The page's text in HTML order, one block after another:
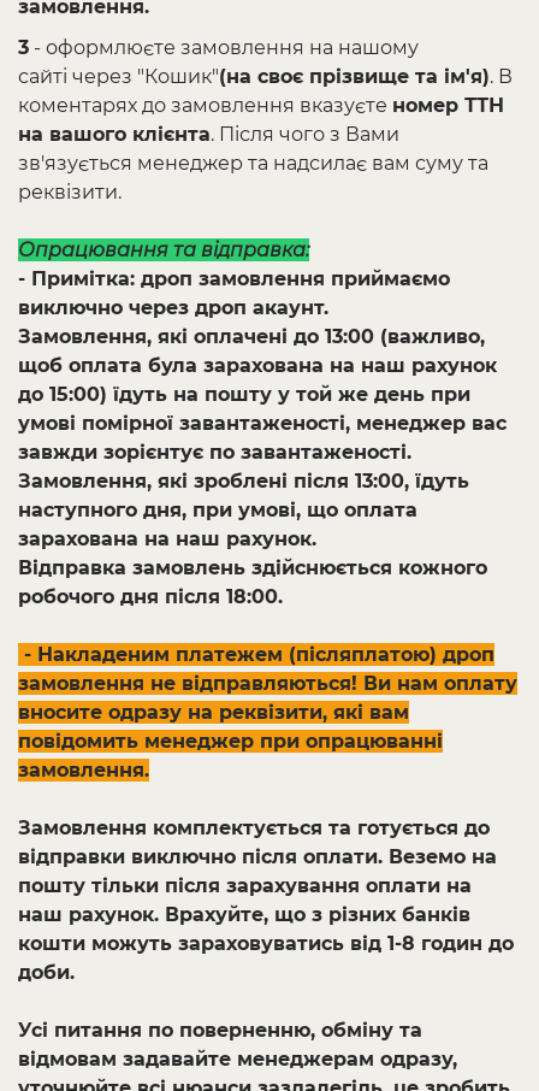
замовлення.
3 - оформлюєте замовлення на нашому
сайті через "Кошик"(на своє прізвище та ім'я). В
коментарях до замовлення вказуєте номер ТТН
на вашого клієнта. Після чого з Вами
зв'язується менеджер та надсилає вам суму та
реквізити.
Опрацювання та відправка:
- Примітка: дроп замовлення приймаємо
виключно через дроп акаунт.
Замовлення, які оплачені до 13:00 (важливо,
щоб оплата була зарахована на наш рахунок
до 15:00) їдуть на пошту у той же день при
умові помірної завантаженості, менеджер вас
завжди зорієнтує по завантаженості.
Замовлення, які зроблені після 13:00, їдуть
наступного дня, при умові, що оплата
зарахована на наш рахунок.
Відправка замовлень здійснюється кожного
робочого дня після 18:00.
- Накладеним платежем (післяплатою) дроп
замовлення не відправляються! Ви нам оплату
вносите одразу на реквізити, які вам
повідомить менеджер при опрацюванні
замовлення.
Замовлення комплектується та готується до
відправки виключно після оплати. Веземо на
пошту тільки після зарахування оплати на
наш рахунок. Врахуйте, що з різних банків
кошти можуть зараховуватись від 1-8 годин до
доби.
Усі питання по поверненню, обміну та
відмовам задавайте менеджерам одразу,